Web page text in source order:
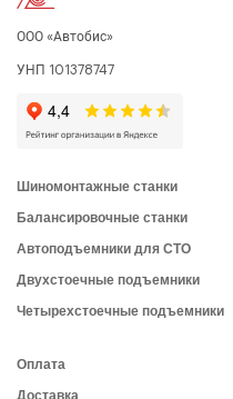
ООО «Автобис»
УНП 101378747
Шиномонтажные станки
Балансировочные станки
Автоподъемники для СТО
Двухстоечные подъемники
Четырехстоечные подъемники
Оплата
Доставка